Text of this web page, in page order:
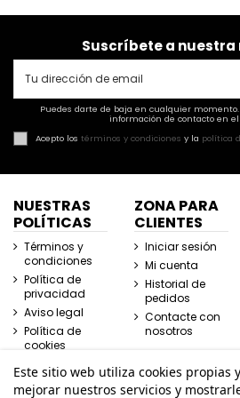
Suscríbete a
Puedes darte de baja en cualquier
información de contacto en el
Acepto los términos y condiciones y la política
NUESTRAS
POLÍTICAS
Términos y
condiciones
Política de
privacidad
Aviso legal
Política de
cookies
ZONA PARA
CLIENTES
Iniciar sesión
Mi cuenta
Historial de
pedidos
Contacte con
nosotros
Este sitio web utiliza cookies propias
mejorar nuestros servicios y